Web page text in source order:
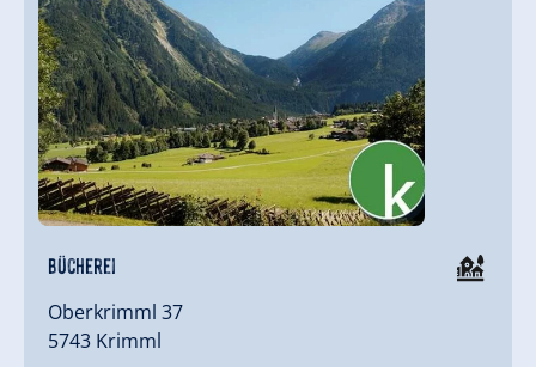
Bücherei
Oberkrimml 37
5743 Krimml